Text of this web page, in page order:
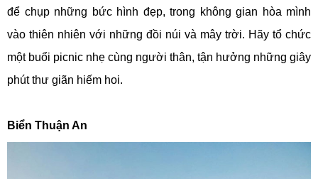
để chụp những bức hình đẹp, trong không gian hòa mình
vào thiên nhiên với những đồi núi và mây trời. Hãy tổ chức
một buổi picnic nhẹ cùng người thân, tận hưởng những giây
phút thư giãn hiếm hoi.
Biển Thuận An